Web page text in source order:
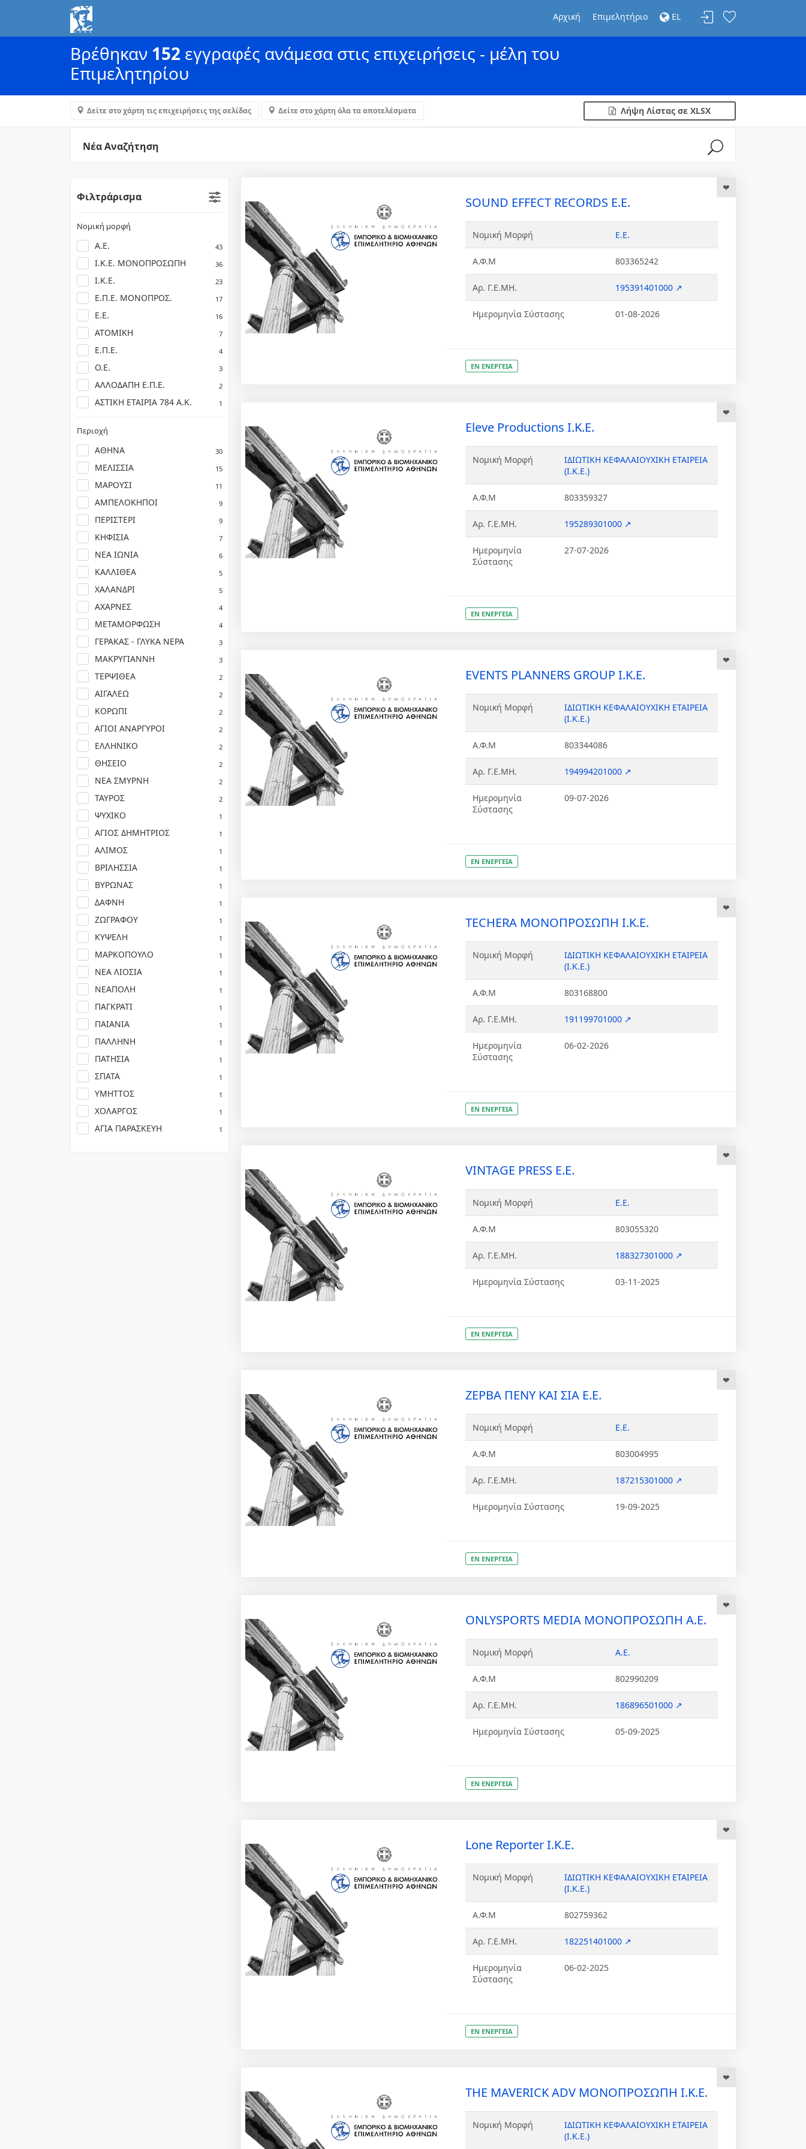
Αρχική Επιμελητήριο EL
Βρέθηκαν 152 εγγραφές ανάμεσα στις επιχειρήσεις - μέλη του
Επιμελητηρίου
Δείτε στο χάρτη τις επιχειρήσεις της σελίδας Δείτε στο χάρτη όλα τα αποτελέσματα Λήψη Λίστας σε XLSX
Νέα Αναζήτηση
Φιλτράρισμα
Νομική μορφή
Α.Ε. 43
Ι.Κ.Ε. ΜΟΝΟΠΡΟΣΩΠΗ 36
Ι.Κ.Ε. 23
Ε.Π.Ε. ΜΟΝΟΠΡΟΣ. 17
Ε.Ε. 16
ΑΤΟΜΙΚΗ 7
Ε.Π.Ε. 4
Ο.Ε. 3
ΑΛΛΟΔΑΠΗ Ε.Π.Ε. 2
ΑΣΤΙΚΗ ΕΤΑΙΡΙΑ 784 Α.Κ. 1
Περιοχή
ΑΘΗΝΑ 30
ΜΕΛΙΣΣΙΑ 15
ΜΑΡΟΥΣΙ 11
ΑΜΠΕΛΟΚΗΠΟΙ 9
ΠΕΡΙΣΤΕΡΙ 9
ΚΗΦΙΣΙΑ 7
ΝΕΑ ΙΩΝΙΑ 6
ΚΑΛΛΙΘΕΑ 5
ΧΑΛΑΝΔΡΙ 5
ΑΧΑΡΝΕΣ 4
ΜΕΤΑΜΟΡΦΩΣΗ 4
ΓΕΡΑΚΑΣ - ΓΛΥΚΑ ΝΕΡΑ 3
ΜΑΚΡΥΓΙΑΝΝΗ 3
ΤΕΡΨΙΘΕΑ 2
ΑΙΓΑΛΕΩ 2
ΚΟΡΩΠΙ 2
ΑΓΙΟΙ ΑΝΑΡΓΥΡΟΙ 2
ΕΛΛΗΝΙΚΟ 2
ΘΗΣΕΙΟ 2
ΝΕΑ ΣΜΥΡΝΗ 2
ΤΑΥΡΟΣ 2
ΨΥΧΙΚΟ 1
ΑΓΙΟΣ ΔΗΜΗΤΡΙΟΣ 1
ΑΛΙΜΟΣ 1
ΒΡΙΛΗΣΣΙΑ 1
ΒΥΡΩΝΑΣ 1
ΔΑΦΝΗ 1
ΖΩΓΡΑΦΟΥ 1
ΚΥΨΕΛΗ 1
ΜΑΡΚΟΠΟΥΛΟ 1
ΝΕΑ ΛΙΟΣΙΑ 1
ΝΕΑΠΟΛΗ 1
ΠΑΓΚΡΑΤΙ 1
ΠΑΙΑΝΙΑ 1
ΠΑΛΛΗΝΗ 1
ΠΑΤΗΣΙΑ 1
ΣΠΑΤΑ 1
ΥΜΗΤΤΟΣ 1
ΧΟΛΑΡΓΟΣ 1
ΑΓΙΑ ΠΑΡΑΣΚΕΥΗ 1
SOUND EFFECT RECORDS Ε.Ε.
Νομική Μορφή Ε.Ε.
Α.Φ.Μ 803365242
Αρ. Γ.Ε.ΜΗ. 195391401000 ↗
Ημερομηνία Σύστασης 01-08-2026
ΕΝ ΕΝΕΡΓΕΙΑ
Eleve Productions Ι.Κ.Ε.
Νομική Μορφή
ΙΔΙΩΤΙΚΗ ΚΕΦΑΛΑΙΟΥΧΙΚΗ ΕΤΑΙΡΕΙΑ
(Ι.Κ.Ε.)
Α.Φ.Μ 803359327
Αρ. Γ.Ε.ΜΗ. 195289301000 ↗
Ημερομηνία
Σύστασης
27-07-2026
ΕΝ ΕΝΕΡΓΕΙΑ
EVENTS PLANNERS GROUP Ι.Κ.Ε.
Νομική Μορφή
ΙΔΙΩΤΙΚΗ ΚΕΦΑΛΑΙΟΥΧΙΚΗ ΕΤΑΙΡΕΙΑ
(Ι.Κ.Ε.)
Α.Φ.Μ 803344086
Αρ. Γ.Ε.ΜΗ. 194994201000 ↗
Ημερομηνία
Σύστασης
09-07-2026
ΕΝ ΕΝΕΡΓΕΙΑ
TECHERA ΜΟΝΟΠΡΟΣΩΠΗ Ι.Κ.Ε.
Νομική Μορφή
ΙΔΙΩΤΙΚΗ ΚΕΦΑΛΑΙΟΥΧΙΚΗ ΕΤΑΙΡΕΙΑ
(Ι.Κ.Ε.)
Α.Φ.Μ 803168800
Αρ. Γ.Ε.ΜΗ. 191199701000 ↗
Ημερομηνία
Σύστασης
06-02-2026
ΕΝ ΕΝΕΡΓΕΙΑ
VINTAGE PRESS Ε.Ε.
Νομική Μορφή Ε.Ε.
Α.Φ.Μ 803055320
Αρ. Γ.Ε.ΜΗ. 188327301000 ↗
Ημερομηνία Σύστασης 03-11-2025
ΕΝ ΕΝΕΡΓΕΙΑ
ΖΕΡΒΑ ΠΕΝΥ ΚΑΙ ΣΙΑ Ε.Ε.
Νομική Μορφή Ε.Ε.
Α.Φ.Μ 803004995
Αρ. Γ.Ε.ΜΗ. 187215301000 ↗
Ημερομηνία Σύστασης 19-09-2025
ΕΝ ΕΝΕΡΓΕΙΑ
ONLYSPORTS MEDIA ΜΟΝΟΠΡΟΣΩΠΗ Α.Ε.
Νομική Μορφή Α.Ε.
Α.Φ.Μ 802990209
Αρ. Γ.Ε.ΜΗ. 186896501000 ↗
Ημερομηνία Σύστασης 05-09-2025
ΕΝ ΕΝΕΡΓΕΙΑ
Lone Reporter Ι.Κ.Ε.
Νομική Μορφή
ΙΔΙΩΤΙΚΗ ΚΕΦΑΛΑΙΟΥΧΙΚΗ ΕΤΑΙΡΕΙΑ
(Ι.Κ.Ε.)
Α.Φ.Μ 802759362
Αρ. Γ.Ε.ΜΗ. 182251401000 ↗
Ημερομηνία
Σύστασης
06-02-2025
ΕΝ ΕΝΕΡΓΕΙΑ
THE MAVERICK ADV ΜΟΝΟΠΡΟΣΩΠΗ Ι.Κ.Ε.
Νομική Μορφή
ΙΔΙΩΤΙΚΗ ΚΕΦΑΛΑΙΟΥΧΙΚΗ ΕΤΑΙΡΕΙΑ
(Ι.Κ.Ε.)